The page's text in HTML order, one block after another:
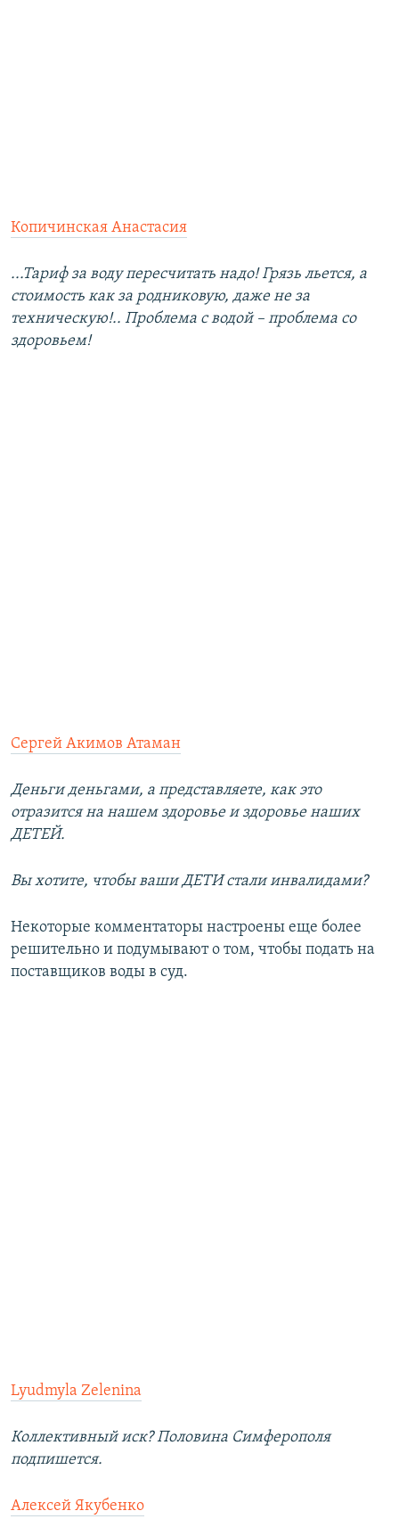
Копичинская Анастасия
...Тариф за воду пересчитать надо! Грязь льется, а
стоимость как за родниковую, даже не за
техническую!.. Проблема с водой – проблема со
здоровьем!
Сергей Акимов Атаман
Деньги деньгами, а представляете, как это
отразится на нашем здоровье и здоровье наших
ДЕТЕЙ.
Вы хотите, чтобы ваши ДЕТИ стали инвалидами?
Некоторые комментаторы настроены еще более
решительно и подумывают о том, чтобы подать на
поставщиков воды в суд.
Lyudmyla Zelenina
Коллективный иск? Половина Симферополя
подпишется.
Алексей Якубенко